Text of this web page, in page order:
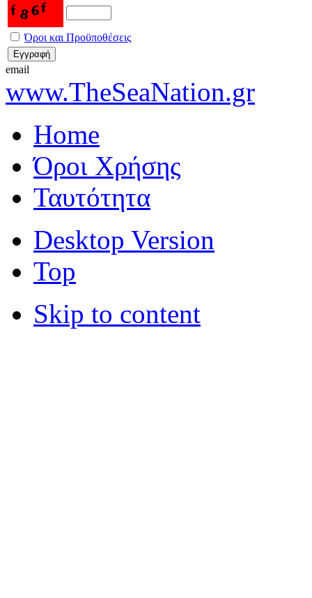
Όροι και Προϋποθέσεις
email
www.TheSeaNation.gr
Home
Όροι Χρήσης
Ταυτότητα
Desktop Version
Top
Skip to content